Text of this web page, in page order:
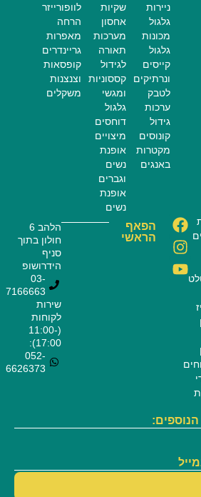
ניירות
גלגול
מכונות
גלגול
קייסים
ונרתיקים
לטבק
ערכות
גידול
קונוסים
מקטרות
באנגים
שקיות
אחסון
מערכות
תאורה
לגידול
קססוניות
ומגשי
גלגול
דוחסים
מיצויים
אופנת
נשים
וגברים
אופנת
נשים
לוופורייזר
הרחה
מאפרות
גריינדרים
קופסאות
וצנצנות
משקלים
הפאף
הראשי
הלהב 6
חולון בתוך
סניף
הידרושופ
03-
7166663
שירות
לקוחות
(11:00-
17:00):
052-
6626373